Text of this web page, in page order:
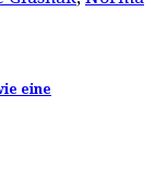
eine